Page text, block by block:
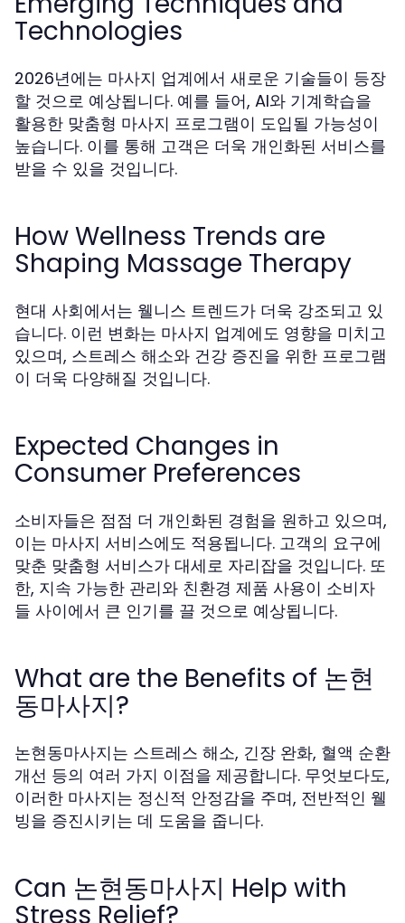
Technologies
2026년에는 마사지 업계에서 새로운 기술들이 등장
할 것으로 예상됩니다. 예를 들어, AI와 기계학습을
활용한 맞춤형 마사지 프로그램이 도입될 가능성이
높습니다. 이를 통해 고객은 더욱 개인화된 서비스를
받을 수 있을 것입니다.
How Wellness Trends are
Shaping Massage Therapy
현대 사회에서는 웰니스 트렌드가 더욱 강조되고 있
습니다. 이런 변화는 마사지 업계에도 영향을 미치고
있으며, 스트레스 해소와 건강 증진을 위한 프로그램
이 더욱 다양해질 것입니다.
Expected Changes in
Consumer Preferences
소비자들은 점점 더 개인화된 경험을 원하고 있으며,
이는 마사지 서비스에도 적용됩니다. 고객의 요구에
맞춘 맞춤형 서비스가 대세로 자리잡을 것입니다. 또
한, 지속 가능한 관리와 친환경 제품 사용이 소비자
들 사이에서 큰 인기를 끌 것으로 예상됩니다.
What are the Benefits of 논현
동마사지?
논현동마사지는 스트레스 해소, 긴장 완화, 혈액 순환
개선 등의 여러 가지 이점을 제공합니다. 무엇보다도,
이러한 마사지는 정신적 안정감을 주며, 전반적인 웰
빙을 증진시키는 데 도움을 줍니다.
Can 논현동마사지 Help with
Stress Relief?